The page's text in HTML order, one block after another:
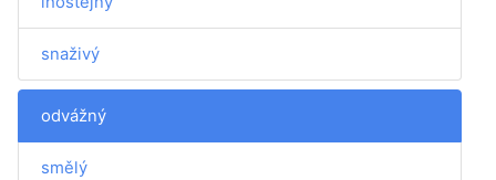
snaživý
odvážný
smělý